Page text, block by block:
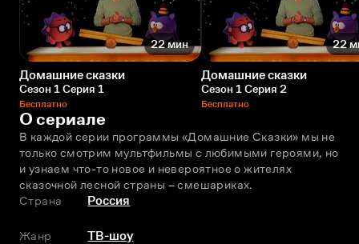
22 мин
Домашние сказки
Сезон 1 Серия 1
Бесплатно
22
Домашние сказки
Сезон 1 Серия 2
Бесплатно
О сериале
В каждой серии программы «Домашние Сказки» мы не
только смотрим мультфильмы с любимыми героями, но
и узнаем что-то новое и невероятное о жителях
сказочной лесной страны – смешариках.
Страна
Россия
Жанр ТВ-шоу